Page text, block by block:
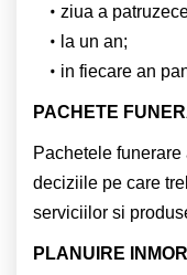
ziua a
la un an;
in fiecare an
PACHETE
Pachetele
deciziile pe care
serviciilor si
PLANUIRE